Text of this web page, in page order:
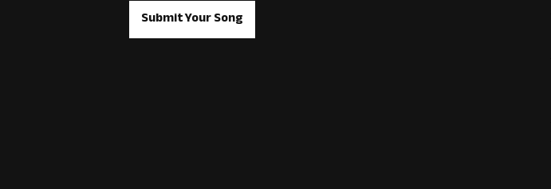
Submit Your Song